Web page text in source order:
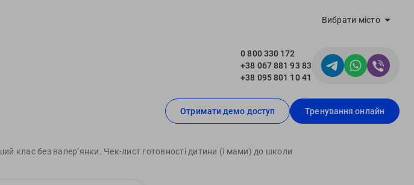
Вибрати місто
0 800 330 172
+38 067 881 93 83
+38 095 801 10 41
Отримати демо доступ Тренування онлайн
клас без валер’янки. Чек-лист готовності дитини (і мами) до школи